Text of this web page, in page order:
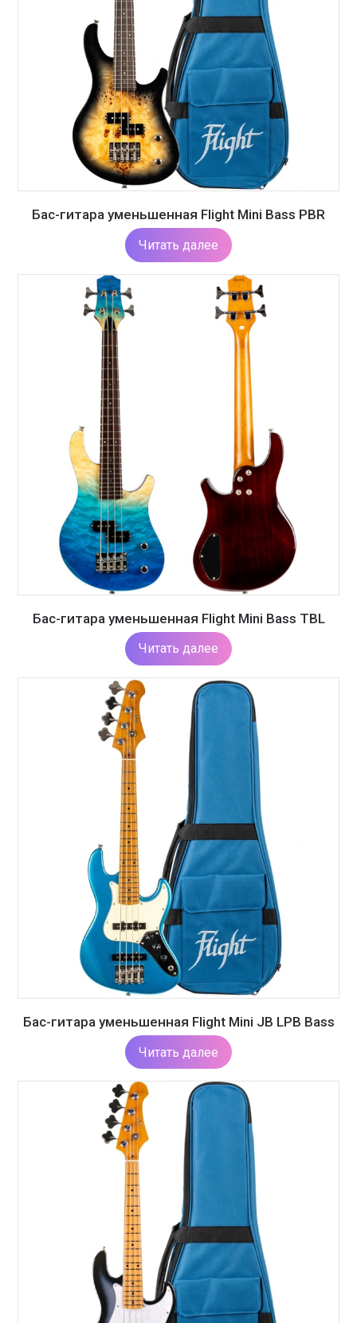
Бас-гитара уменьшенная Flight Mini Bass PBR
Читать далее
Бас-гитара уменьшенная Flight Mini Bass TBL
Читать далее
Бас-гитара уменьшенная Flight Mini JB LPB Bass
Читать далее